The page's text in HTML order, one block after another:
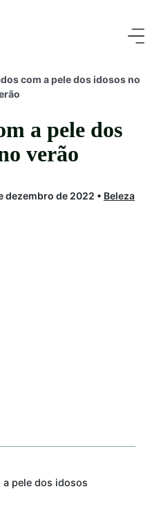
com a pele dos idosos no
a pele dos
verão
dezembro de 2022 • Beleza
pele dos idosos